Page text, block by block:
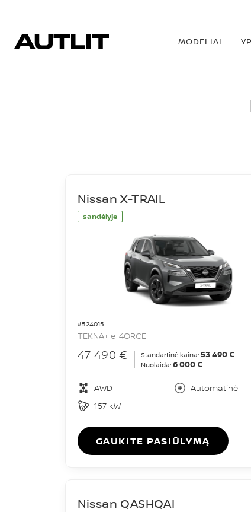
MODELIAI
NAUJI
sandėlyje
#524015
Nissan X-TRAIL
TEKNA+ e-4ORCE
47 490 € Standartinė kaina: 53 490 €
Nuolaida: 6 000 €
AWD
Automatinė
157 kW
GAUKITE PASIŪLYMĄ
Nissan QASHQAI